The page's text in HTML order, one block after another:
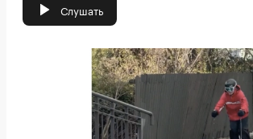
Слушать